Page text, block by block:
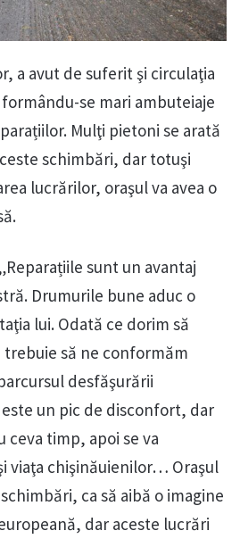
a avut de suferit şi circulaţia
se mari ambuteiaje
Mulţi pietoni se arată
schimbări, dar totuşi
lucrărilor, oraşul va avea o
„Reparațiile sunt un avantaj
Drumurile bune aduc o
lui. Odată ce dorim să
să ne conformăm
desfăşurării
un pic de disconfort, dar
ceva timp, apoi se va
viaţa chişinăuienilor… Oraşul
ca să aibă o imagine
dar aceste lucrări